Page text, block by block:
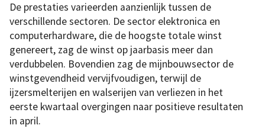
De prestaties varieerden aanzienlijk tussen de
verschillende sectoren. De sector elektronica en
computerhardware, die de hoogste totale winst
genereert, zag de winst op jaarbasis meer dan
verdubbelen. Bovendien zag de mijnbouwsector de
winstgevendheid vervijfvoudigen, terwijl de
ijzersmelterijen en walserijen van verliezen in het
eerste kwartaal overgingen naar positieve resultaten
in april.